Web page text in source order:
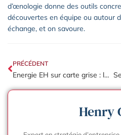
d’œnologie donne des outils
découvertes en équipe ou autour
échange, et on savoure.
PRÉCÉDENT
Energie EH sur carte grise : les avantages fiscaux des véhicules hybrides
Henry